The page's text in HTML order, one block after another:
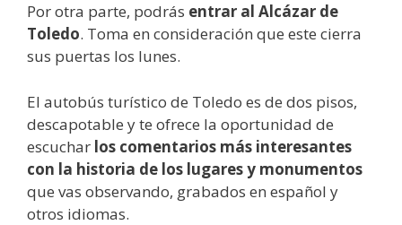
Por otra parte, podrás entrar al Alcázar de
Toledo. Toma en consideración que este cierra
sus puertas los lunes.
El autobús turístico de Toledo es de dos pisos,
descapotable y te ofrece la oportunidad de
escuchar los comentarios más interesantes
con la historia de los lugares y monumentos
que vas observando, grabados en español y
otros idiomas.